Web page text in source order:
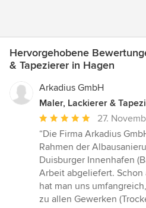
Hervorgehobene
& Tapezierer in Hagen
Arkadius GmbH
Maler, Lackierer &
Durchschnittliche
Bewertung:
5
von
5
Sternen
27.
“Die Firma Arkadius
Rahmen der
Duisburger Innenhafen
Arbeit abgeliefert. Schon
hat man uns
zu allen Gewerken